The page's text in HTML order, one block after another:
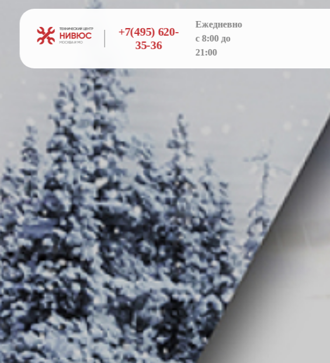
+7(495) 620-
35-36
Ежедневно
с 8:00 до
21:00